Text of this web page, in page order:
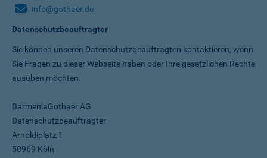
info@gothaer.de
Datenschutzbeauftragter
Sie können unseren Datenschutz­beauftragten kontaktieren, wenn
Sie Fragen zu dieser Webseite haben oder Ihre gesetzlichen Rechte
ausüben möchten.
BarmeniaGothaer AG
Datenschutzbeauftragter
Arnoldiplatz 1
50969 Köln